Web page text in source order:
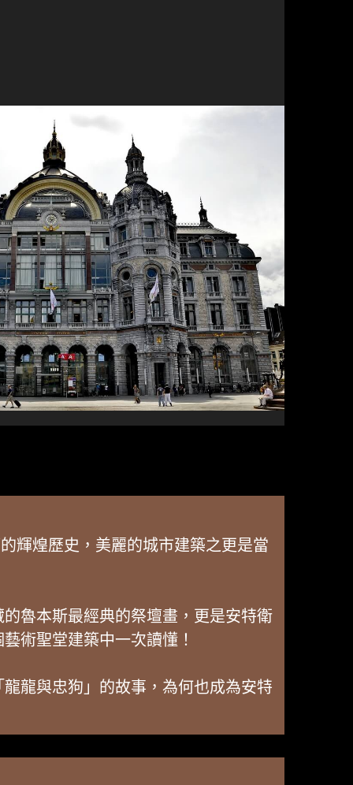
輝煌歷史，美麗的城市建築之更是當
魯本斯最經典的祭壇畫，更是安特衛
術聖堂建築中一次讀懂！
龍與忠狗」的故事，為何也成為安特